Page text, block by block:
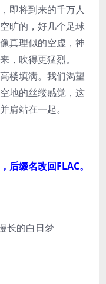
即将到来的千万人
旷的，好几个足球
真理似的空虚，神
，吹得更猛烈。
楼填满。我们渴望
地的丝缕感觉，这
肩站在一起。
后缀名改回FLAC。
长的白日梦